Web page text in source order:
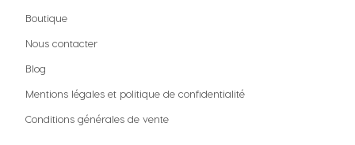
Boutique
Nous contacter
Blog
Mentions légales et politique de confidentialité
Conditions générales de vente